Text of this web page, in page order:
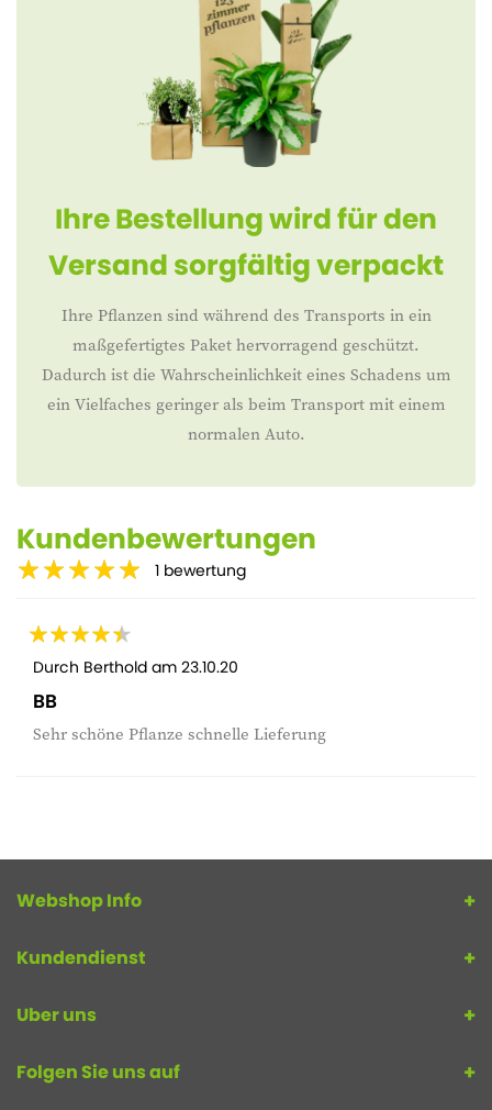
Ihre Bestellung wird für den
Versand sorgfältig verpackt
Ihre Pflanzen sind während des Transports in ein
maßgefertigtes Paket hervorragend geschützt.
Dadurch ist die Wahrscheinlichkeit eines Schadens um
ein Vielfaches geringer als beim Transport mit einem
normalen Auto.
Kundenbewertungen
1 bewertung
Durch Berthold am 23.10.20
BB
Sehr schöne Pflanze schnelle Lieferung
Webshop Info
Kundendienst
Uber uns
Folgen Sie uns auf